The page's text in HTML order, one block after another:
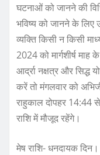
घटनाओं को जानने की
भविष्य को जानने के
व्यक्ति किसी न किसी
2024 को मार्गशीर्ष
आर्द्रा नक्षत्र और सिद्ध
करें तो मंगलवार को
राहुकाल दोपहर 14:44
राशि में मौजूद रहेंगे।
मेष राशि- धनदायक